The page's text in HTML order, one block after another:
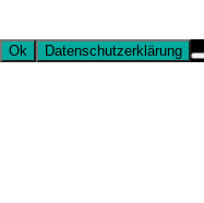
Ok Datenschutzerklärung